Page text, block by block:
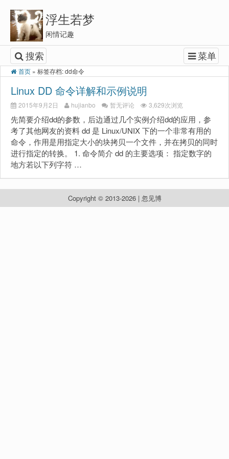
浮生若梦
闲情记趣
搜索 菜单
首页 » 标签存档: dd命令
Linux DD 命令详解和示例说明
2015年9月2日 hujianbo 暂无评论 3,629次浏览
先简要介绍dd的参数，后边通过几个实例介绍dd的应用，参
考了其他网友的资料 dd 是 Linux/UNIX 下的一个非常有用的
命令，作用是用指定大小的块拷贝一个文件，并在拷贝的同时
进行指定的转换。 1. 命令简介 dd 的主要选项： 指定数字的
地方若以下列字符 …
Copyright © 2013-2026 | 忽见博